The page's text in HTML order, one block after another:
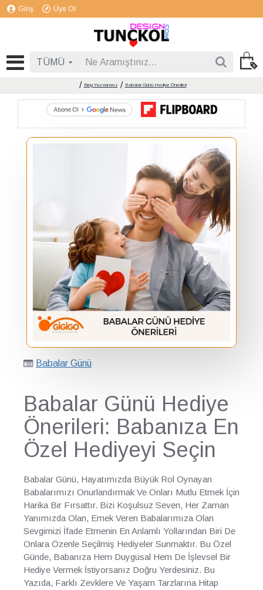
Giriş Üye Ol
TÜMÜ
Blog Yazılarımız Babalar Günü Hediye Önerileri
Babalar Günü
Babalar Günü Hediye
Önerileri: Babanıza En
Özel Hediyeyi Seçin
Babalar Günü, Hayatımızda Büyük Rol Oynayan
Babalarımızı Onurlandırmak Ve Onları Mutlu Etmek İçin
Harika Bir Fırsattır. Bizi Koşulsuz Seven, Her Zaman
Yanımızda Olan, Emek Veren Babalarımıza Olan
Sevgimizi İfade Etmenin En Anlamlı Yollarından Biri De
Onlara Özenle Seçilmiş Hediyeler Sunmaktır. Bu Özel
Günde, Babanıza Hem Duygusal Hem De İşlevsel Bir
Hediye Vermek İstiyorsanız Doğru Yerdesiniz. Bu
Yazıda, Farklı Zevklere Ve Yaşam Tarzlarına Hitap